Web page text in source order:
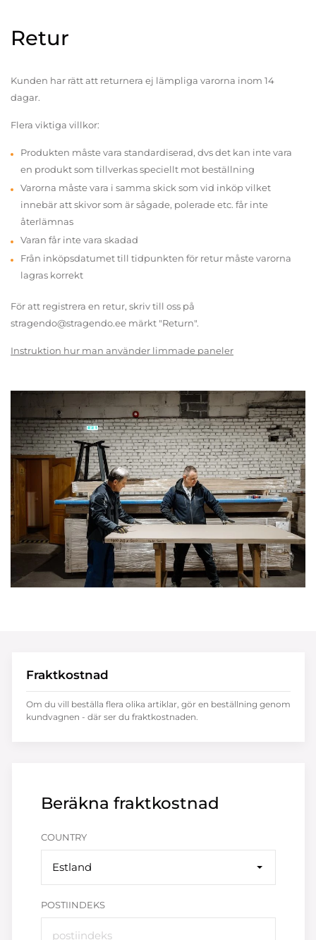
Retur
Kunden har rätt att returnera ej lämpliga varorna inom 14
dagar.
Flera viktiga villkor:
Produkten måste vara standardiserad, dvs det kan inte vara
en produkt som tillverkas speciellt mot beställning
Varorna måste vara i samma skick som vid inköp vilket
innebär att skivor som är sågade, polerade etc. får inte
återlämnas
Varan får inte vara skadad
Från inköpsdatumet till tidpunkten för retur måste varorna
lagras korrekt
För att registrera en retur, skriv till oss på
stragendo@stragendo.ee märkt "Return".
Instruktion hur man använder limmade paneler
Beräkna fraktkostnad
COUNTRY
Estland
POSTIINDEKS
Fraktkostnad
Om du vill beställa flera olika artiklar, gör en beställning genom
kundvagnen - där ser du fraktkostnaden.